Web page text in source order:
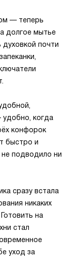
— теперь
долгое мытье
духовкой почти
когда
конфорок
быстро и
не подводило ни
сразу встала
никаких
на
стал
уход за